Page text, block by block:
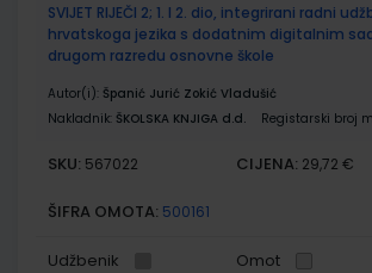
proizvodi
SVIJET RIJEČI 2; 1. I 2. dio, integrirani radni
hrvatskoga jezika s dodatnim digitalnim
drugom razredu osnovne škole
Autor(i): Španić Jurić Zokić Vladušić
Nakladnik: ŠKOLSKA KNJIGA d.d. Registarski broj
SKU: 567022 CIJENA: 29,72 €
ŠIFRA OMOTA: 500161
Udžbenik Omot